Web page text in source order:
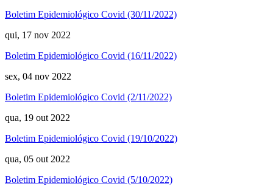
Boletim Epidemiológico Covid (30/11/2022)
qui, 17 nov 2022
Boletim Epidemiológico Covid (16/11/2022)
sex, 04 nov 2022
Boletim Epidemiológico Covid (2/11/2022)
qua, 19 out 2022
Boletim Epidemiológico Covid (19/10/2022)
qua, 05 out 2022
Boletim Epidemiológico Covid (5/10/2022)